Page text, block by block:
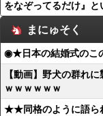
をなぞってるだけ』と
まにゅそく
◉★日本の結婚式のこ
【動画】野犬の群れ
ｗｗｗｗｗｗ
★★同格のように語ら